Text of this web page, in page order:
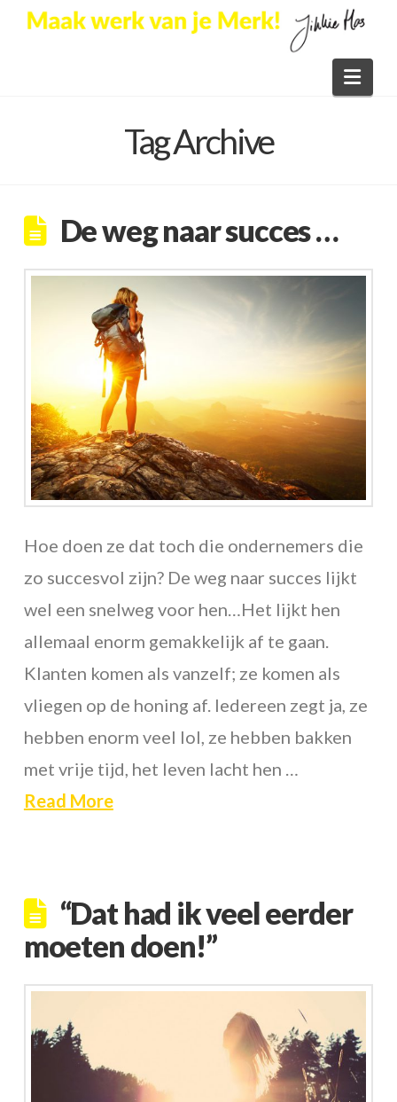
Tag Archive
De weg naar succes …
Hoe doen ze dat toch die ondernemers die
zo succesvol zijn? De weg naar succes lijkt
wel een snelweg voor hen…Het lijkt hen
allemaal enorm gemakkelijk af te gaan.
Klanten komen als vanzelf; ze komen als
vliegen op de honing af. Iedereen zegt ja, ze
hebben enorm veel lol, ze hebben bakken
met vrije tijd, het leven lacht hen …
Read More
“Dat had ik veel eerder
moeten doen!”